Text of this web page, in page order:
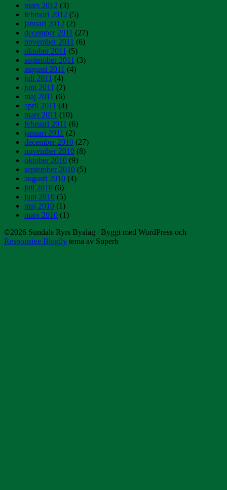
mars 2012 (3)
februari 2012 (5)
januari 2012 (2)
december 2011 (27)
november 2011 (6)
oktober 2011 (5)
september 2011 (3)
augusti 2011 (4)
juli 2011 (4)
juni 2011 (2)
maj 2011 (6)
april 2011 (4)
mars 2011 (10)
februari 2011 (6)
januari 2011 (2)
december 2010 (27)
november 2010 (8)
oktober 2010 (9)
september 2010 (5)
augusti 2010 (4)
juli 2010 (6)
juni 2010 (5)
maj 2010 (1)
mars 2010 (1)
©2026 Sundals Ryrs Byalag | Byggt med WordPress och
Responsive Blogily tema av Superb